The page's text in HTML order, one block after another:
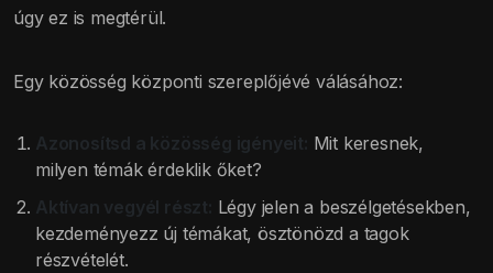
úgy ez is megtérül.
Egy közösség központi szereplőjévé válásához:
Azonosítsd a közösség igényeit: Mit keresnek,
milyen témák érdeklik őket?
Aktívan vegyél részt: Légy jelen a beszélgetésekben,
kezdeményezz új témákat, ösztönözd a tagok
részvételét.